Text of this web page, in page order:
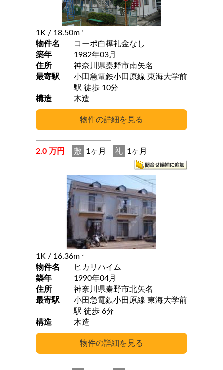
1K / 18.50m 2
物件名
コーポ白樺礼金なし
築年
1982年03月
住所
神奈川県秦野市南矢名
最寄駅
小田急電鉄小田原線 東海大学前
駅 徒歩 10分
構造
木造
2.0 万円 敷 1ヶ月 礼 1ヶ月
1K / 16.36m 2
物件名
ヒカリハイム
築年
1990年04月
住所
神奈川県秦野市北矢名
最寄駅
小田急電鉄小田原線 東海大学前
駅 徒歩 6分
構造
木造